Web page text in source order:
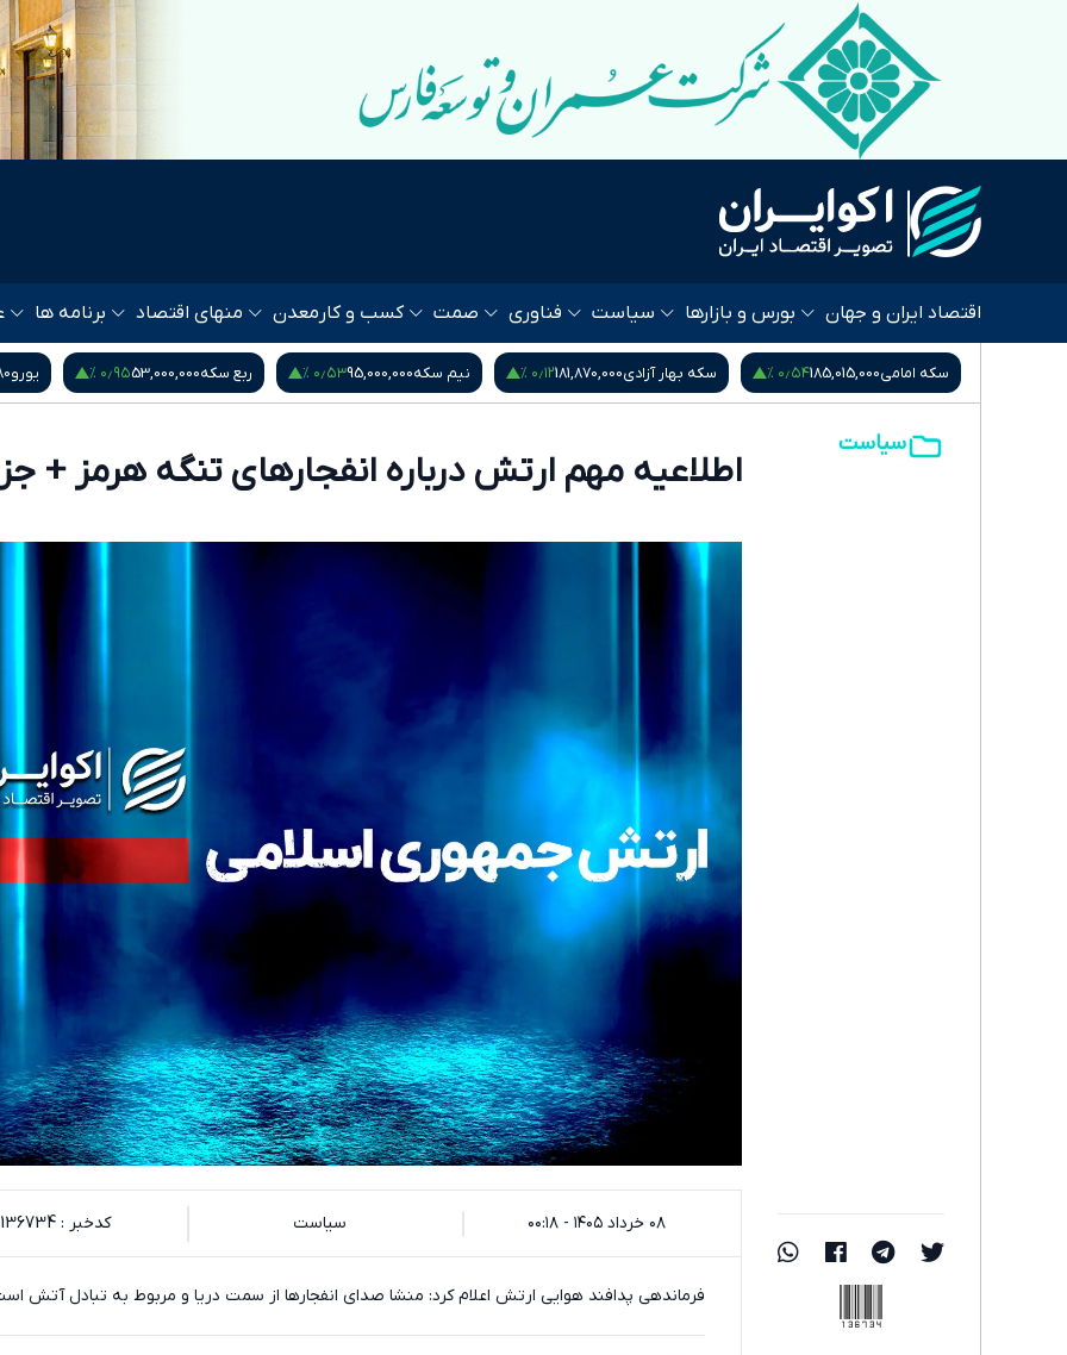
اقتصاد ایران و جهان بورس و بازارها سیاست فناوری صمت کسب و کار معدن منهای اقتصاد برنامه ها
سکه بهار آزادی181,870,000۰٫۱۲ % نیم سکه95,000,000۰٫۵۳ % ربع سکه53,000,000۰٫۹۵ % یورو217,280‎−۰٫۰۱ % درهم امارات
سیاست
اطلاعیه مهم ارتش درباره انفجارهای تنگه هرمز +
136734
۰۸ خرداد ۱۴۰۵ - ۰۰:۱۸ سیاست کدخبر : 136734
فرماندهی پدافند هوایی ارتش اعلام کرد: منشا صدای انفجارها از سمت دریا و مربوط به تبادل آتش